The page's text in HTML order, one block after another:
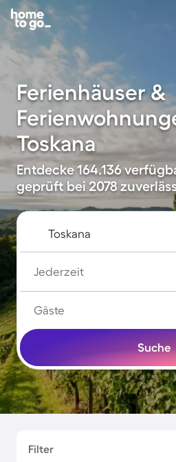
Ferienhäuser &
Toskana
Entdecke 164.136
geprüft bei 2078
Jederzeit
Gäste
Suche
Filter